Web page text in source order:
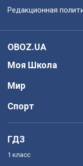
Редакционная
OBOZ.UA
Моя Школа
Мир
Спорт
ГДЗ
1 класс